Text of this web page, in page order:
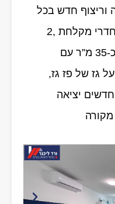
וריצוף חדש בכל
הבית, 4 חדרי שירותים ו-3 חדרי מקלחת ,2
סוויטות, 1 בקומה העליונה כ-35 מ”ר עם
גז של פז גז,
יציאה